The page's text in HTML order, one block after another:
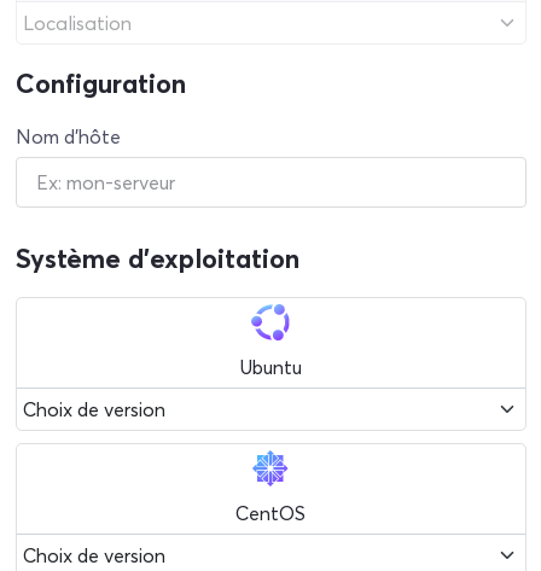
Configuration
Nom d'hôte
Système d'exploitation
Ubuntu
CentOS